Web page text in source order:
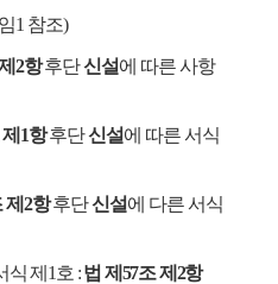
1 참조)
2항후단신설에 따른 사항
1항후단신설에 따른 서식
2항후단신설에 다른 서식
식 제 1 호 :법 제 57조 제 2항